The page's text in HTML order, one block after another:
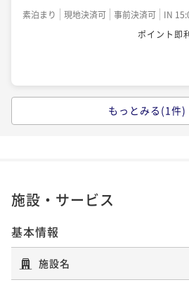
素泊まり 現地決済可 事前決済可
IN
ポイント即
【割引プラン】宿の日 お得なプラ
もっとみる(1件)
施設・サービス
基本情報
施設名